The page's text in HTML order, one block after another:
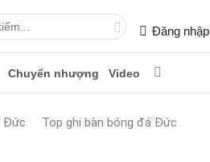
Đăng nhập
Chuyển nhượng Video
Đức Top ghi bàn bóng đá Đức